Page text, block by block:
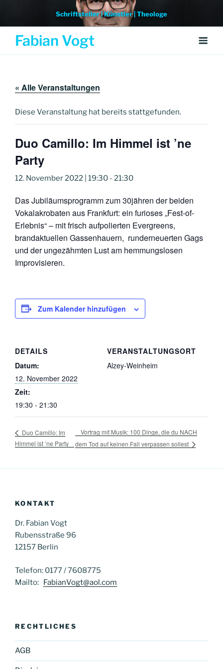
Inhalt
Schriftsteller | Künstler | Theologe
Fabian Vogt
« Alle Veranstaltungen
Diese Veranstaltung hat bereits stattgefunden.
Duo Camillo: Im Himmel ist ’ne
Party
12. November 2022 | 19:30 - 21:30
Das Jubiläumsprogramm zum 30jähren der beiden
Vokalakrobaten aus Frankfurt: ein furioses „Fest-of-
Erlebnis“ – mit frisch aufpolierten Evergreens,
brandaktuellen Gassenhauern, runderneuerten Gags
und der ungezähmten Lust am hemmungslosen
Improvisieren.
Zum Kalender hinzufügen
DETAILS
Datum:
12. November 2022
Zeit:
19:30 - 21:30
VERANSTALTUNGSORT
Alzey-Weinheim
Duo Camillo: Im
Himmel ist ’ne Party
Vortrag mit Musik: 100 Dinge, die du NACH
dem Tod auf keinen Fall verpassen sollest
KONTAKT
Dr. Fabian Vogt
Rubensstraße 96
12157 Berlin
Telefon: 0177 / 7608775
Mailto: FabianVogt@aol.com
RECHTLICHES
AGB